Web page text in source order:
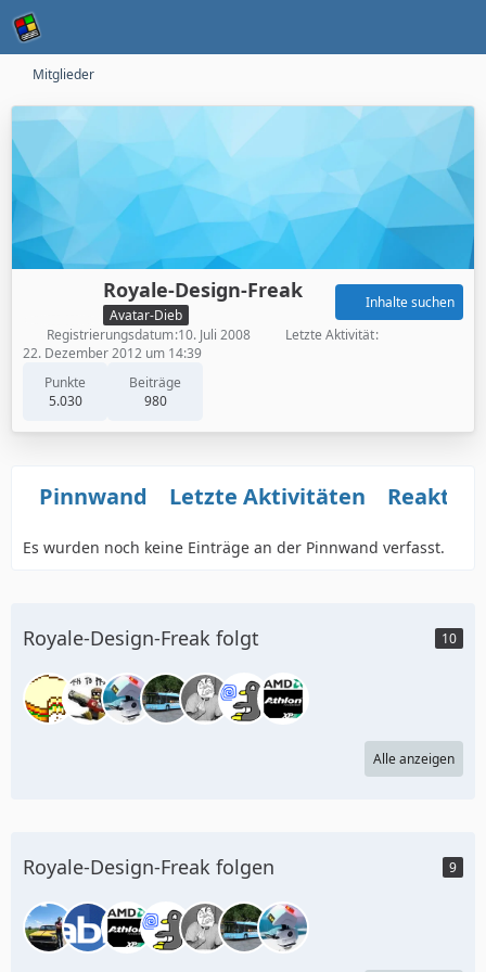
Mitglieder
Royale-Design-Freak
Avatar-Dieb
Punkte
5.030
Beiträge
980
Inhalte suchen
Registrierungsdatum 10. Juli 2008
Letzte Aktivität
22. Dezember 2012 um 14:39
Pinnwand Letzte Aktivitäten
Es wurden noch keine Einträge an der Pinnwand verfasst.
Royale-Design-Freak folgt 10
Alle anzeigen
Royale-Design-Freak folgen 9